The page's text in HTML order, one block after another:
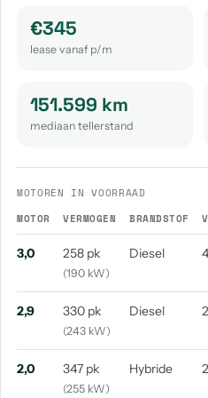
aantal: 8
Mercedes-Benz M-Klasse
aantal: 4
Mercedes-Benz 500
aantal: 4 aantal:
Mercedes-Benz 190
aantal: 3 aantal:
Mercedes-Benz Cls-Klasse
aantal: 3
€345
lease vanaf p/m
151.599 km
mediaan tellerstand
MOTOREN IN VOORRAAD
MOTOR
VERMOGEN BRANDSTOF
3,0 258 pk
(190 kW)
Diesel 4
2,9 330 pk
(243 kW)
Diesel 2
2,0 347 pk
(255 kW)
Hybride 2